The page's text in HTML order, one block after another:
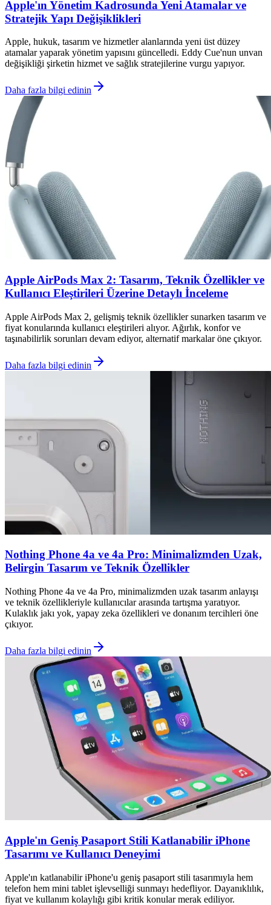
Apple'ın Yönetim Kadrosunda Yeni Atamalar ve
Stratejik Yapı Değişiklikleri
Apple, hukuk, tasarım ve hizmetler alanlarında yeni üst düzey
atamalar yaparak yönetim yapısını güncelledi. Eddy Cue'nun unvan
değişikliği şirketin hizmet ve sağlık stratejilerine vurgu yapıyor.
Daha fazla bilgi edinin
Apple AirPods Max 2: Tasarım, Teknik Özellikler ve
Kullanıcı Eleştirileri Üzerine Detaylı İnceleme
Apple AirPods Max 2, gelişmiş teknik özellikler sunarken tasarım ve
fiyat konularında kullanıcı eleştirileri alıyor. Ağırlık, konfor ve
taşınabilirlik sorunları devam ediyor, alternatif markalar öne çıkıyor.
Daha fazla bilgi edinin
Nothing Phone 4a ve 4a Pro: Minimalizmden Uzak,
Belirgin Tasarım ve Teknik Özellikler
Nothing Phone 4a ve 4a Pro, minimalizmden uzak tasarım anlayışı
ve teknik özellikleriyle kullanıcılar arasında tartışma yaratıyor.
Kulaklık jakı yok, yapay zeka özellikleri ve donanım tercihleri öne
çıkıyor.
Daha fazla bilgi edinin
Apple'ın Geniş Pasaport Stili Katlanabilir iPhone
Tasarımı ve Kullanıcı Deneyimi
Apple'ın katlanabilir iPhone'u geniş pasaport stili tasarımıyla hem
telefon hem mini tablet işlevselliği sunmayı hedefliyor. Dayanıklılık,
fiyat ve kullanım kolaylığı gibi kritik konular merak ediliyor.